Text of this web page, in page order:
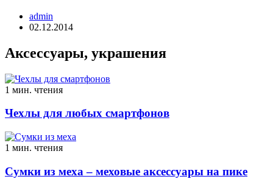
admin
02.12.2014
Аксессуары, украшения
1 мин. чтения
Чехлы для любых смартфонов
1 мин. чтения
Сумки из меха – меховые аксессуары на пике